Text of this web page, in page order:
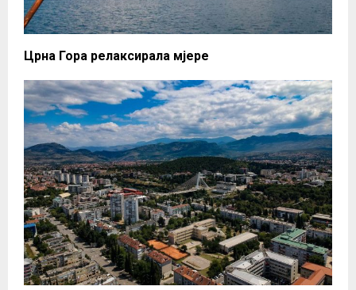
Црна Гора релаксирала мјере